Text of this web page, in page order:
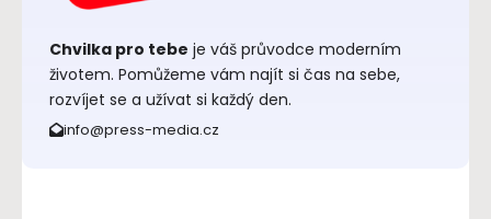
Chvilka pro tebe je váš průvodce moderním
životem. Pomůžeme vám najít si čas na sebe,
rozvíjet se a užívat si každý den.
info@press-media.cz